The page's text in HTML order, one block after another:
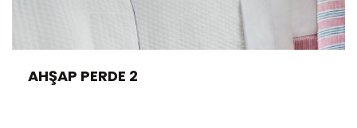
AHŞAP PERDE 2